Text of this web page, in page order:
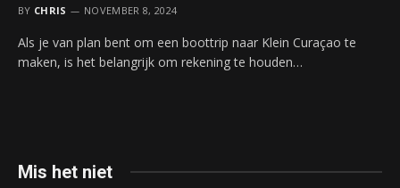
BY CHRIS NOVEMBER 8, 2024
Als je van plan bent om een boottrip naar Klein Curaçao te
maken, is het belangrijk om rekening te houden…
Mis het niet